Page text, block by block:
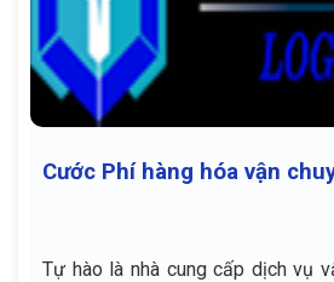
Cước Phí hàng hóa vận
Tự hào là nhà cung cấp dịch vụ